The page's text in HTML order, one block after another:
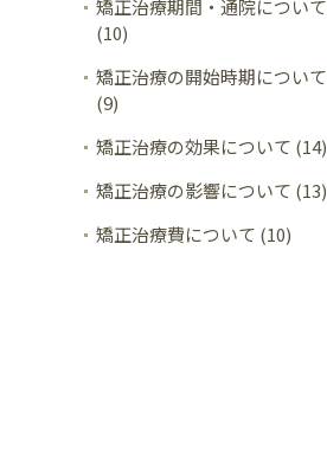
矯正治療期間・通院について
(10)
矯正治療の開始時期について
(9)
矯正治療の効果について (14)
矯正治療の影響について (13)
矯正治療費について (10)